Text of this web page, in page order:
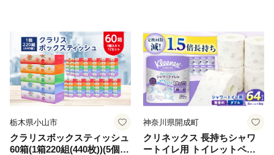
倶知安町 日用品
栃木県小山市
クラリスボックスティッシュ
60箱(1箱220組(440枚))(5個入
神奈川県開成町
クリネックス 長持ちシャワ
ートイレ用 トイレットペー